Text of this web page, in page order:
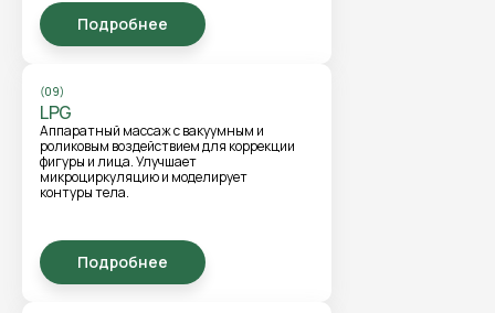
Подробнее
(09)
LPG
Аппаратный массаж с вакуумным и
роликовым воздействием для коррекции
фигуры и лица. Улучшает
микроциркуляцию и моделирует
контуры тела.
Подробнее